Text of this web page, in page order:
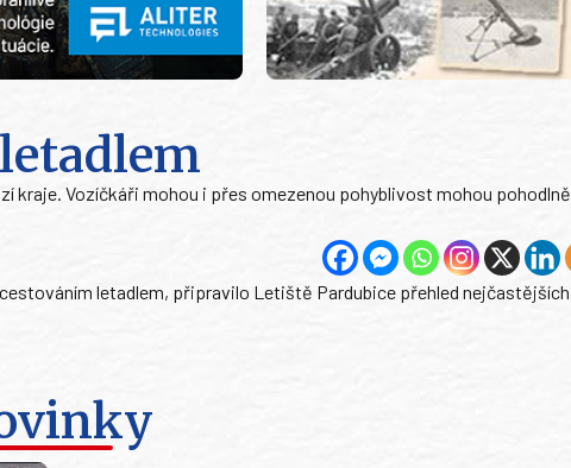
kraje. Vozíčkáři mohou i přes omezenou pohyblivost mohou pohodlně
letadlem, připravilo Letiště Pardubice přehled nejčastějších